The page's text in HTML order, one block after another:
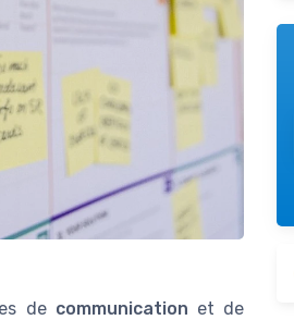
de communication et de